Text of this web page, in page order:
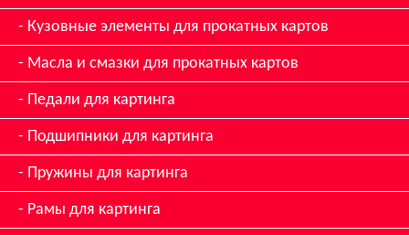
Кузовные элементы для прокатных картов
Масла и смазки для прокатных картов
Педали для картинга
Подшипники для картинга
Пружины для картинга
Рамы для картинга